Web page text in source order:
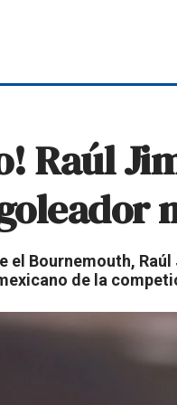
Raúl
el Bournemouth,
de la